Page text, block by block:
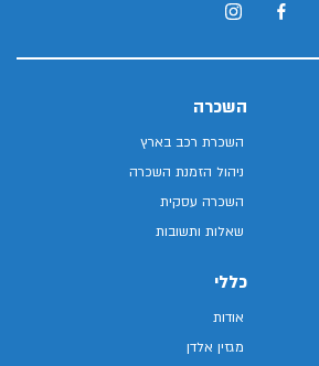
השכרה
השכרת רכב בארץ
ניהול הזמנת השכרה
השכרה עסקית
שאלות ותשובות
כללי
אודות
מגזין אלדן